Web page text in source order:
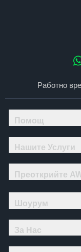
Работно
Помощ
Нашите Услуги
Преоткрийте
Шоурум
За Нас